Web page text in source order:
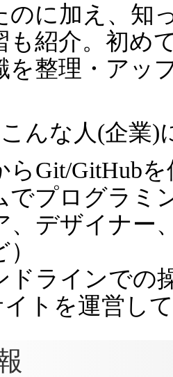
のに加え、知
も紹介。初め
を整理・アッ
んな人(企業)
らGit/GitHub
でプログラミ
、デザイナー
ドラインでの
イトを運営し